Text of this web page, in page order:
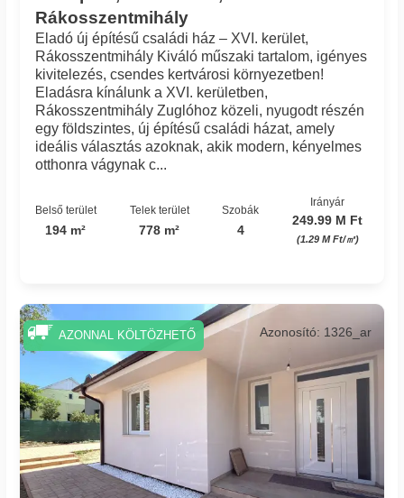
Rákosszentmihály
Eladó új építésű családi ház – XVI. kerület,
Rákosszentmihály Kiváló műszaki tartalom, igényes
kivitelezés, csendes kertvárosi környezetben!
Eladásra kínálunk a XVI. kerületben,
Rákosszentmihály Zuglóhoz közeli, nyugodt részén
egy földszintes, új építésű családi házat, amely
ideális választás azoknak, akik modern, kényelmes
otthonra vágynak c...
Belső terület
194 m²
Telek terület
778 m²
Szobák
4
Irányár
249.99 M Ft
(1.29 M Ft/㎡)
Azonosító: 1326_ar
AZONNAL KÖLTÖZHETŐ